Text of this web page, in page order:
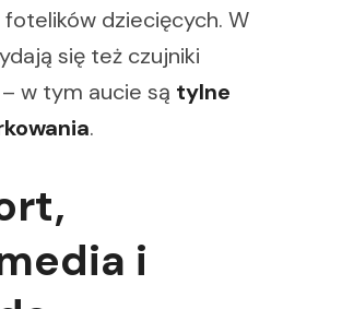
dziecięcych. W
się też czujniki
w tym aucie są tylne
.
i